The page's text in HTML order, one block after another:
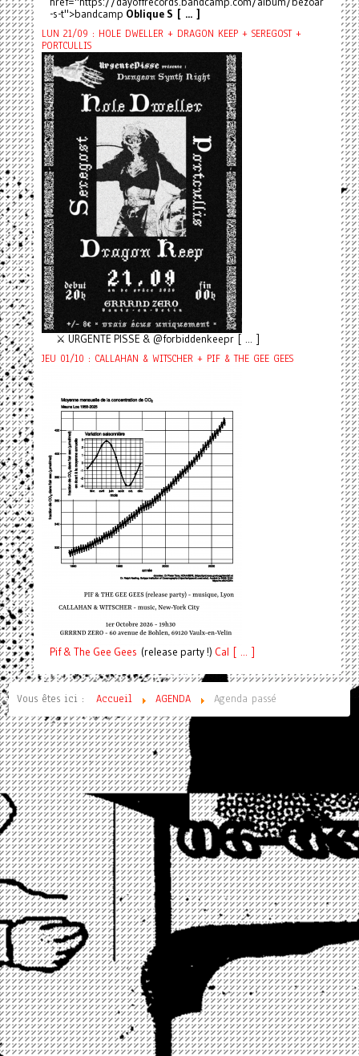
-s-t">bandcamp Oblique S [ ... ]
LUN 21/09 : HOLE DWELLER + DRAGON KEEP + SEREGOST +
PORTCULLIS
⚔️ URGENTE PISSE & @forbiddenkeepr [ ... ]
JEU 01/10 : CALLAHAN & WITSCHER + PIF & THE GEE GEES
Pif& The Gee Gees (release party !) Cal [ ... ]
Vous êtes ici : Accueil AGENDA Agenda passé